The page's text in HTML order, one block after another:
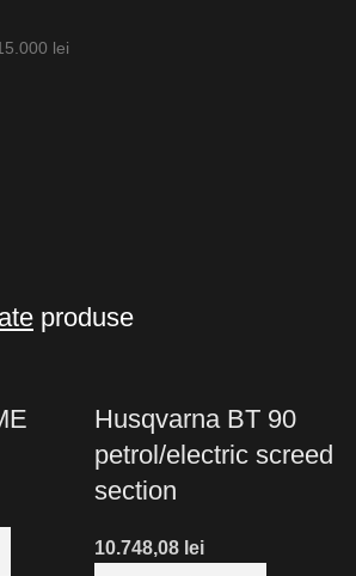
lei
produse
Husqvarna BT 90
petrol/electric screed
section
lei